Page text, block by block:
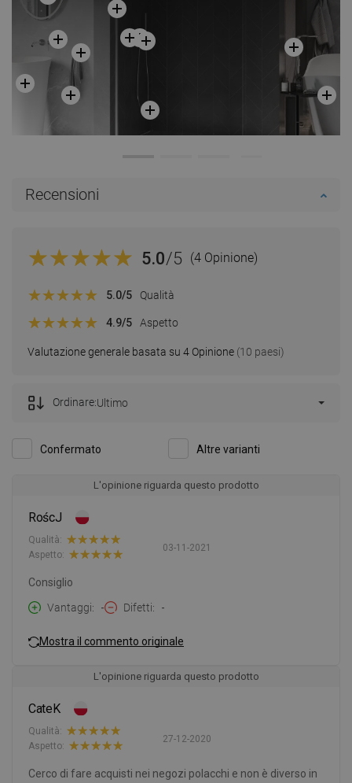
Recensioni
5.0/5 (4 Opinione)
Valutazione generale basata su 4 Opinione (10 paesi)
5.0/5 Qualità
4.9/5 Aspetto
Confermato Altre varianti
Ordinare:Ultimo
L'opinione riguarda questo prodotto
RoścJ
03-11-2021
Qualità:
Aspetto:
Consiglio
Vantaggi
- Difetti -
Mostra il commento originale
L'opinione riguarda questo prodotto
CateK
27-12-2020
Qualità:
Aspetto:
Cerco di fare acquisti nei negozi polacchi e non è diverso in